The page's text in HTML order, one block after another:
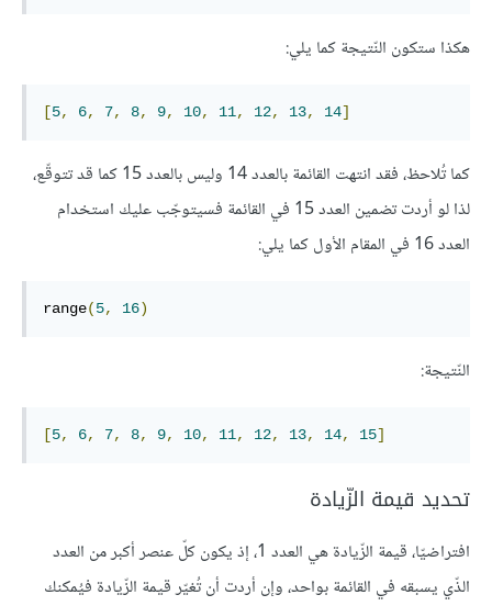
هكذا ستكون النّتيجة كما يلي:
[5, 6, 7, 8, 9, 10, 11, 12, 13, 14]
كما تُلاحظ، فقد انتهت القائمة بالعدد 14 وليس بالعدد 15 كما قد تتوقّع،
لذا لو أردت تضمين العدد 15 في القائمة فسيتوجّب عليك استخدام
العدد 16 في المقام الأول كما يلي:
range(5, 16)
النّتيجة:
[5, 6, 7, 8, 9, 10, 11, 12, 13, 14, 15]
تحديد قيمة الزّيادة
افتراضيّا، قيمة الزّيادة هي العدد 1، إذ يكون كلّ عنصر أكبر من العدد
الذّي يسبقه في القائمة بواحد، وإن أردت أن تُغيّر قيمة الزّيادة فيُمكنك